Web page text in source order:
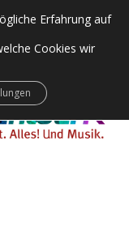
Erfahrung auf
Cookies wir